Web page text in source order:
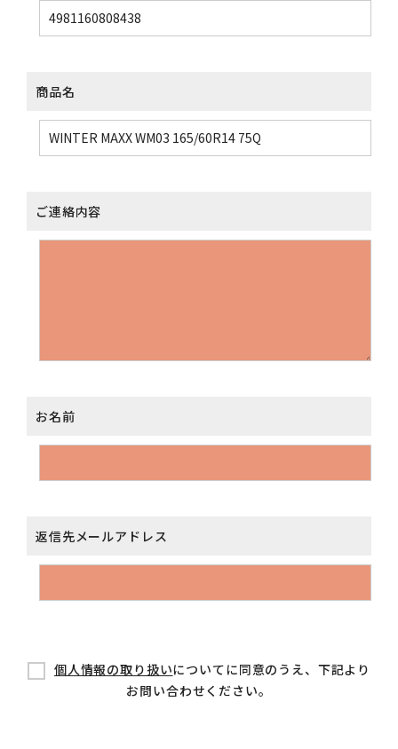
商品名
ご連絡内容
お名前
返信先メールアドレス
個人情報の取り扱いについてに同意のうえ、下記より
お問い合わせください。